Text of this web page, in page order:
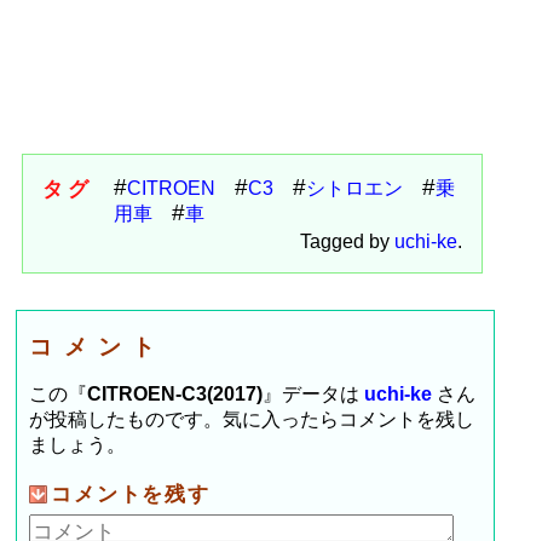
タグ CITROEN C3 シトロエン
乗
用車
車
Tagged by uchi-ke.
コメント
この『CITROEN-C3(2017) 』データは uchi-ke さん
が投稿したものです。気に入ったらコメントを残し
ましょう。
コメントを残す